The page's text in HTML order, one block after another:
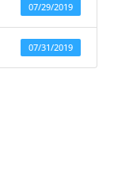
07/29/2019
07/31/2019